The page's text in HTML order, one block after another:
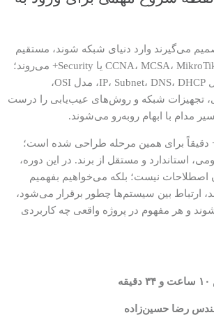
می‌گیرند وارد دنیای شبکه شوند، مستقیم
سراغ دوره‌هایی مثل CCNA، MCSA، MikroTik یا Security+ می‌روند؛
اما اگر مفاهیم پایه مثل IP، Subnet، DNS، DHCP، مدل OSI،
تجهیزات شبکه و روش‌های عیب‌یابی را درست
مدام با ابهام روبه‌رو می‌شوند.
دقیقاً برای همین مرحله طراحی شده است؛
استاندارد و مستقل از برند. در این دوره،
نیست؛ بلکه می‌خواهیم بفهمیم
ارتباط بین سیستم‌ها چطور برقرار می‌شود،
و هر مفهوم در پروژه واقعی چه کاربردی
۱۰ ساعت و ۳۴ دقیقه
رضا حسین‌زاده